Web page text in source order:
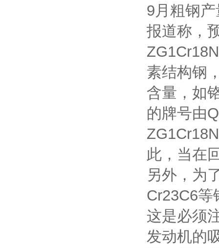
9月粗钢
报道称，
素结构钢
含量，如
的牌号由
此，当在
另外，为
Cr23C6等
这是必须
发动机的